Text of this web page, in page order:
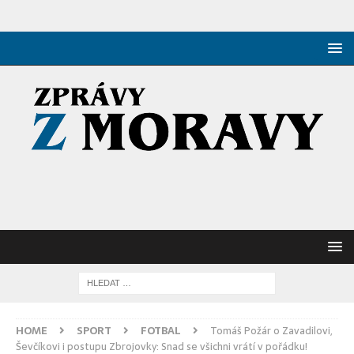
HOME SPORT FOTBAL
Tomáš Požár o Zavadilovi,
Ševčíkovi i postupu Zbrojovky: Snad se všichni vrátí v pořádku!